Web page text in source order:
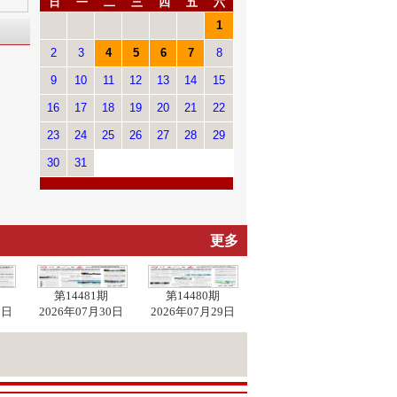
1
2 3 4 5 6 7 8
9 10 11 12 13 14 15
16 17 18 19 20 21 22
23 24 25 26 27 28 29
30 31
更多
第14481期
2026年07月30日
第14480期
2026年07月29日